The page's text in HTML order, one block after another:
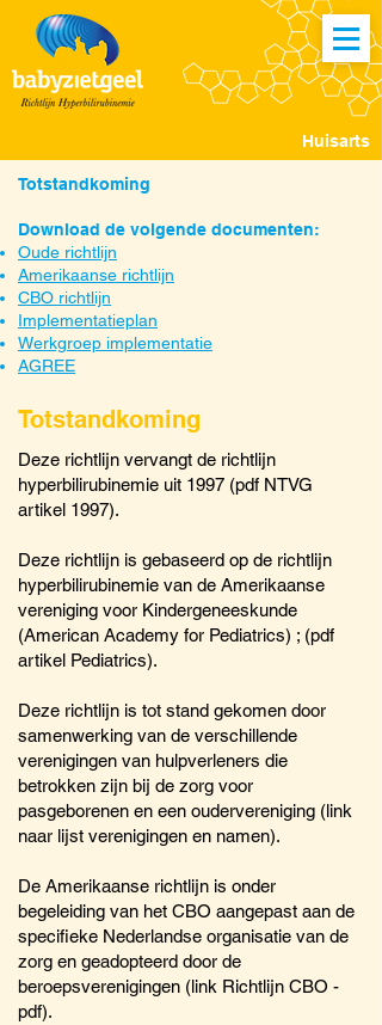
Huisarts
Totstandkoming
Download de volgende documenten:
Oude richtlijn
Amerikaanse richtlijn
CBO richtlijn
Implementatieplan
Werkgroep implementatie
AGREE
Totstandkoming
Deze richtlijn vervangt de richtlijn
hyperbilirubinemie uit 1997 (pdf NTVG
artikel 1997).
Deze richtlijn is gebaseerd op de richtlijn
hyperbilirubinemie van de Amerikaanse
vereniging voor Kindergeneeskunde
(American Academy for Pediatrics) ; (pdf
artikel Pediatrics).
Deze richtlijn is tot stand gekomen door
samenwerking van de verschillende
verenigingen van hulpverleners die
betrokken zijn bij de zorg voor
pasgeborenen en een oudervereniging (link
naar lijst verenigingen en namen).
De Amerikaanse richtlijn is onder
begeleiding van het CBO aangepast aan de
specifieke Nederlandse organisatie van de
zorg en geadopteerd door de
beroepsverenigingen (link Richtlijn CBO -
pdf).